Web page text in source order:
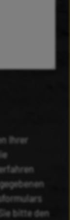
Ihrer
bitte den